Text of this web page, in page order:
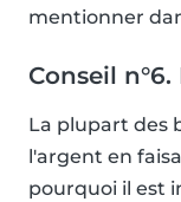
mentionner
Conseil
La plupart des
l'argent en
pourquoi il est